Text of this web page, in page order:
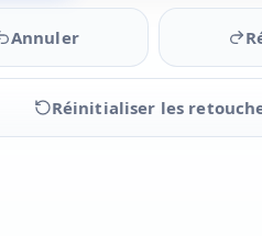
Annuler
Réinitialiser les